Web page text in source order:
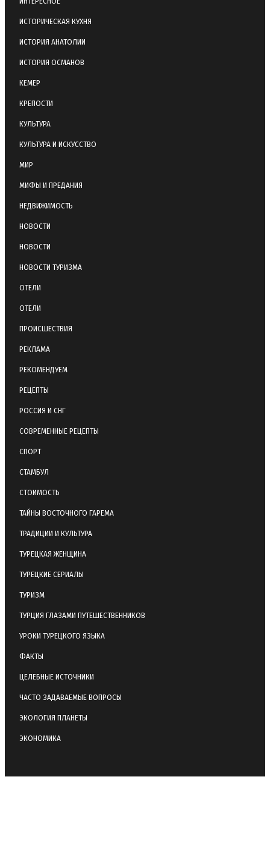
ИСТОРИЧЕСКАЯ КУХНЯ
ИСТОРИЯ АНАТОЛИИ
ИСТОРИЯ ОСМАНОВ
КЕМЕР
КРЕПОСТИ
КУЛЬТУРА
КУЛЬТУРА И ИСКУССТВО
МИР
МИФЫ И ПРЕДАНИЯ
НЕДВИЖИМОСТЬ
НОВОСТИ
НОВОСТИ
НОВОСТИ ТУРИЗМА
ОТЕЛИ
ОТЕЛИ
ПРОИСШЕСТВИЯ
РЕКЛАМА
РЕКОМЕНДУЕМ
РЕЦЕПТЫ
РОССИЯ И СНГ
СОВРЕМЕННЫЕ РЕЦЕПТЫ
СПОРТ
СТАМБУЛ
СТОИМОСТЬ
ТАЙНЫ ВОСТОЧНОГО ГАРЕМА
ТРАДИЦИИ И КУЛЬТУРА
ТУРЕЦКАЯ ЖЕНЩИНА
ТУРЕЦКИЕ СЕРИАЛЫ
ТУРИЗМ
ТУРЦИЯ ГЛАЗАМИ ПУТЕШЕСТВЕННИКОВ
УРОКИ ТУРЕЦКОГО ЯЗЫКА
ФАКТЫ
ЦЕЛЕБНЫЕ ИСТОЧНИКИ
ЧАСТО ЗАДАВАЕМЫЕ ВОПРОСЫ
ЭКОЛОГИЯ ПЛАНЕТЫ
ЭКОНОМИКА